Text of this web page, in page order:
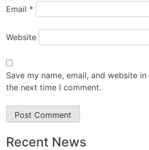
Email *
Website
Save my name, email, and website
the next time I comment.
Recent News